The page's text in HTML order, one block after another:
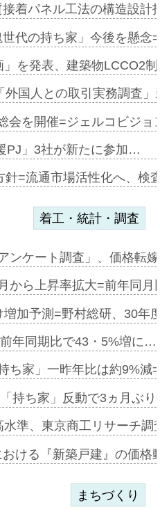
着パネル工法の構造設
代の持ち家」今後を懸
」を発表、建築物LCCO2
外国人との取引実務調査
会を開催=ジェルコビジ
PJ」3社が新たに参加…
針=流通市場活性化へ、検
着工・統計・調査
ンケート調査」、価格転
から上昇率拡大=前年同
増加予測=野村総研、30年
年同期比で43・5%増に…
ち家」一昨年比は約9%
持ち家」反動で3ヵ月ぶ
水準、東京商工リサーチ
ける『新築戸建』の価
まちづくり